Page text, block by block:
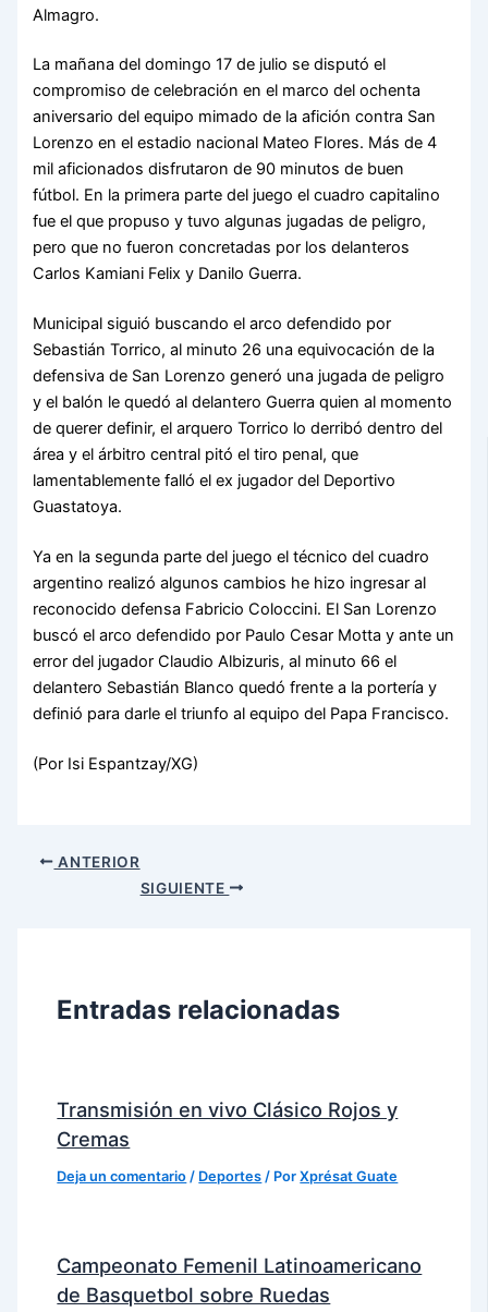
Almagro.
La mañana del domingo 17 de julio se disputó el
compromiso de celebración en el marco del ochenta
aniversario del equipo mimado de la afición contra San
Lorenzo en el estadio nacional Mateo Flores. Más de 4
mil aficionados disfrutaron de 90 minutos de buen
fútbol. En la primera parte del juego el cuadro capitalino
fue el que propuso y tuvo algunas jugadas de peligro,
pero que no fueron concretadas por los delanteros
Carlos Kamiani Felix y Danilo Guerra.
Municipal siguió buscando el arco defendido por
Sebastián Torrico, al minuto 26 una equivocación de la
defensiva de San Lorenzo generó una jugada de peligro
y el balón le quedó al delantero Guerra quien al momento
de querer definir, el arquero Torrico lo derribó dentro del
área y el árbitro central pitó el tiro penal, que
lamentablemente falló el ex jugador del Deportivo
Guastatoya.
Ya en la segunda parte del juego el técnico del cuadro
argentino realizó algunos cambios he hizo ingresar al
reconocido defensa Fabricio Coloccini. El San Lorenzo
buscó el arco defendido por Paulo Cesar Motta y ante un
error del jugador Claudio Albizuris, al minuto 66 el
delantero Sebastián Blanco quedó frente a la portería y
definió para darle el triunfo al equipo del Papa Francisco.
(Por Isi Espantzay/XG)
ANTERIOR
SIGUIENTE
Entradas relacionadas
Transmisión en vivo Clásico Rojos y
Cremas
Deja un comentario / Deportes / PorXprésat Guate
Campeonato Femenil Latinoamericano
de Basquetbol sobre Ruedas